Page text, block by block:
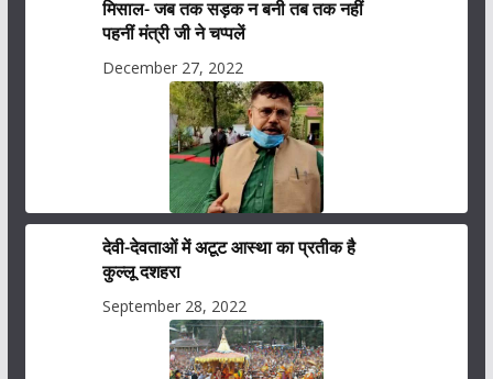
मिसाल- जब तक सड़क न बनी तब तक नहीं
पहनीं मंत्री जी ने चप्पलें
December 27, 2022
देवी-देवताओं में अटूट आस्था का प्रतीक है
कुल्लू दशहरा
September 28, 2022